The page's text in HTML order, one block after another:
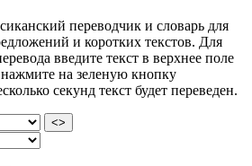
переводчик и словарь для
и коротких текстов. Для
введите текст в верхнее поле
на зеленую кнопку
секунд текст будет переведен.
<>